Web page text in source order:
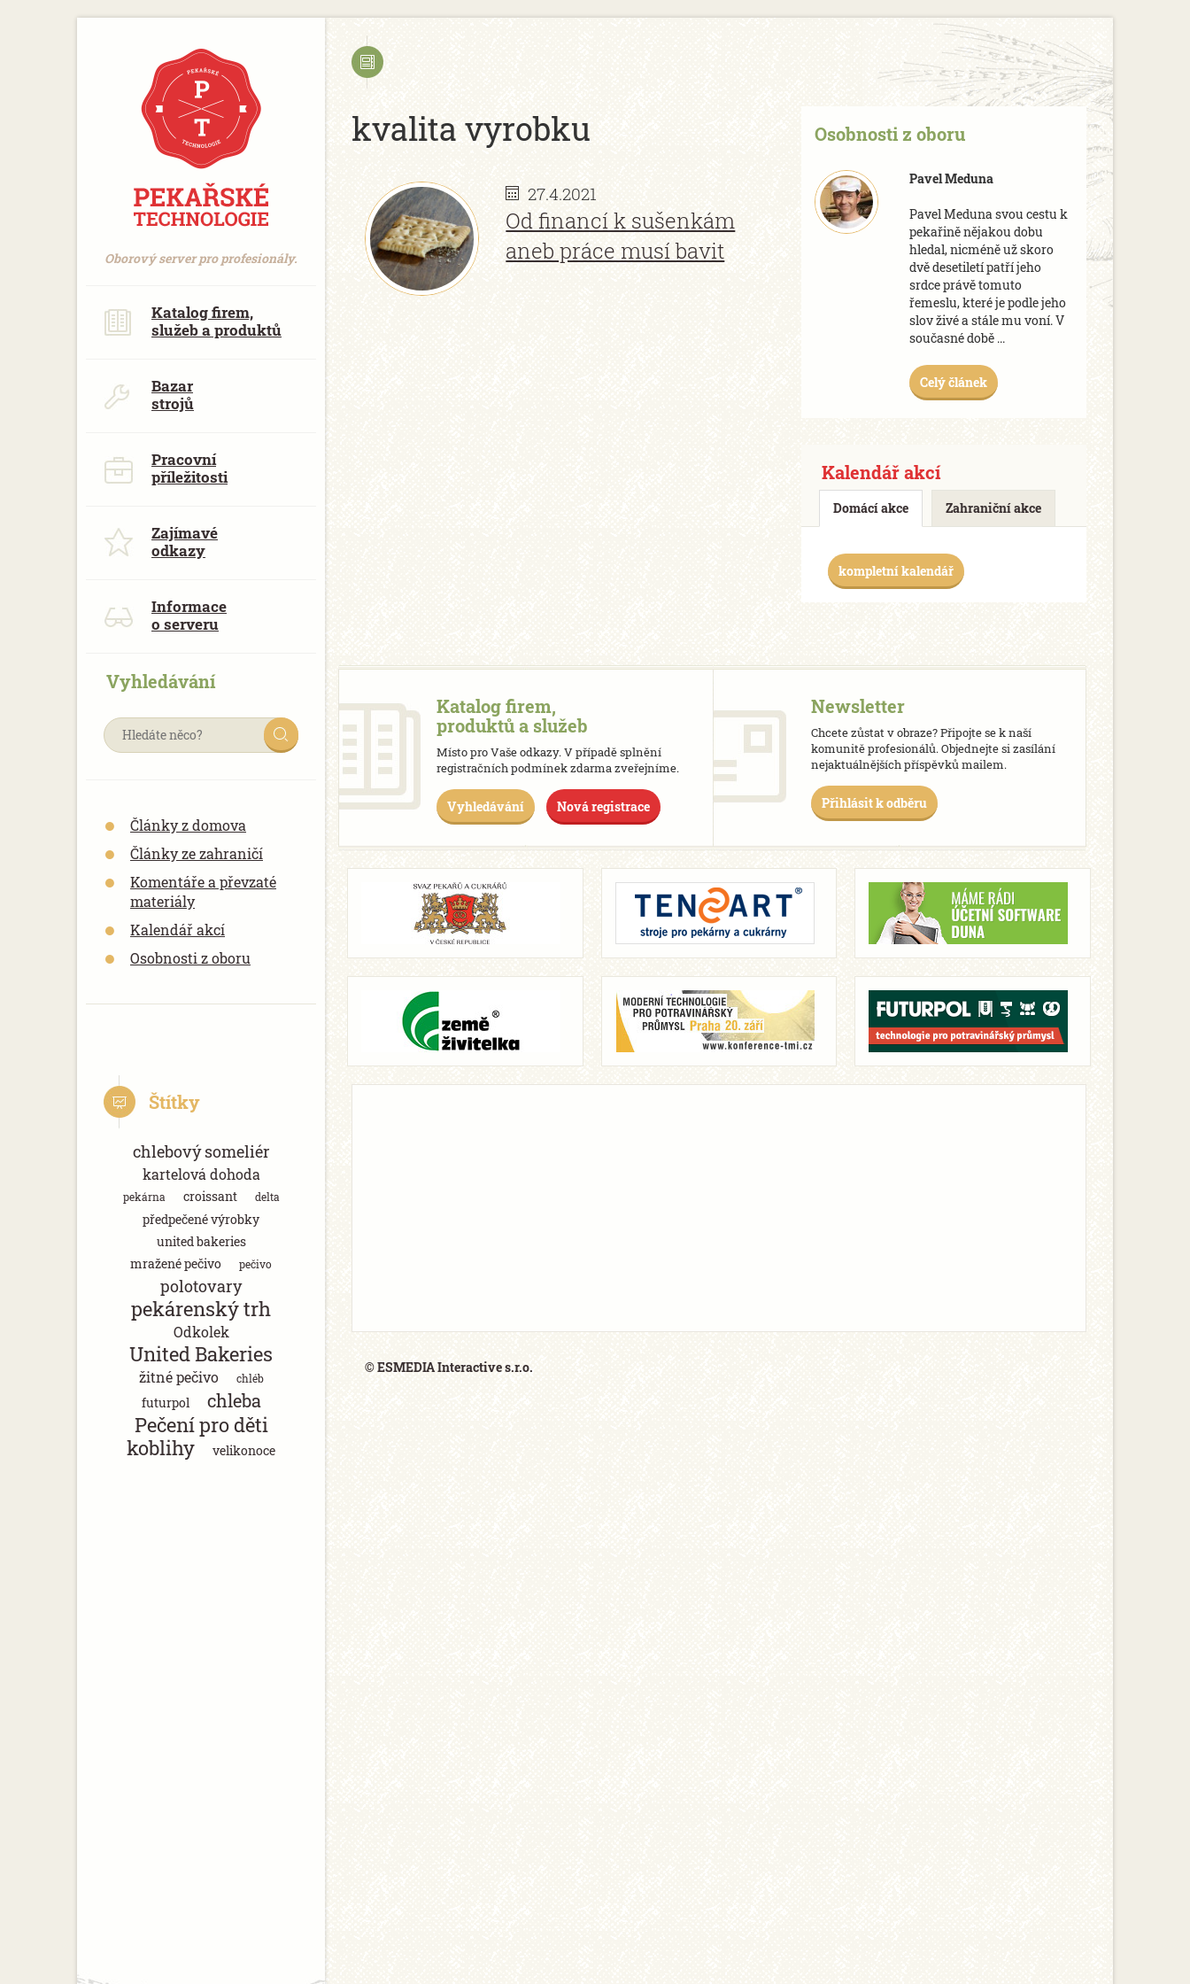
https://www.traditionrolex.com/18
Oborový server pro profesionály.
Katalog firem,
služeb a produktů
Bazar
strojů
Pracovní
příležitosti
Zajímavé
odkazy
Informace
o serveru
Vyhledávání
Články z domova
Články ze zahraničí
Komentáře a převzaté
materiály
Kalendář akcí
Osobnosti z oboru
Štítky
chlebový someliér
kartelová dohoda
pekárna croissant delta
předpečené výrobky
united bakeries
mražené pečivo
pečivo
polotovary
pekárenský trh
Odkolek
United Bakeries
žitné pečivo chléb
futurpol chleba
Pečení pro děti
koblihy
velikonoce
kvalita vyrobku
27.4.2021
Od financí k sušenkám
aneb práce musí bavit
Osobnosti z oboru
Pavel Meduna
Pavel Meduna svou cestu k
pekařině nějakou dobu
hledal, nicméně už skoro
dvě desetiletí patří jeho
srdce právě tomuto
řemeslu, které je podle jeho
slov živé a stále mu voní. V
současné době ...
Celý článek
Kalendář akcí
Domácí akce Zahraniční akce
kompletní kalendář
Katalog firem,
produktů a služeb
Místo pro Vaše odkazy. V případě splnění
registračních podmínek zdarma zveřejníme.
Vyhledávání Nová registrace
Newsletter
Chcete zůstat v obraze? Připojte se k naší
komunitě profesionálů. Objednejte si zasílání
nejaktuálnějších příspěvků mailem.
Přihlásit k odběru
© ESMEDIA Interactive s.r.o.